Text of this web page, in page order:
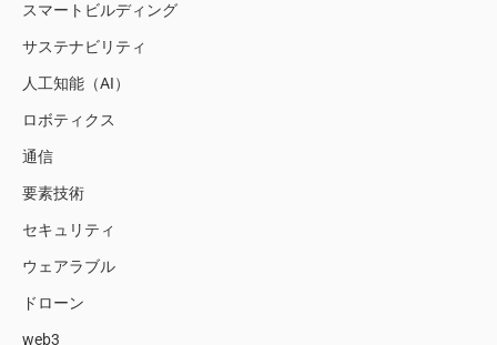
スマートビルディング
サステナビリティ
人工知能（AI）
ロボティクス
通信
要素技術
セキュリティ
ウェアラブル
ドローン
web3